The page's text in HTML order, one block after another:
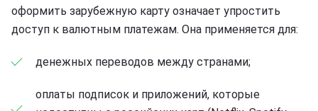
оформить зарубежную карту означает упростить
доступ к валютным платежам. Она применяется для:
денежных переводов между странами;
оплаты подписок и приложений, которые